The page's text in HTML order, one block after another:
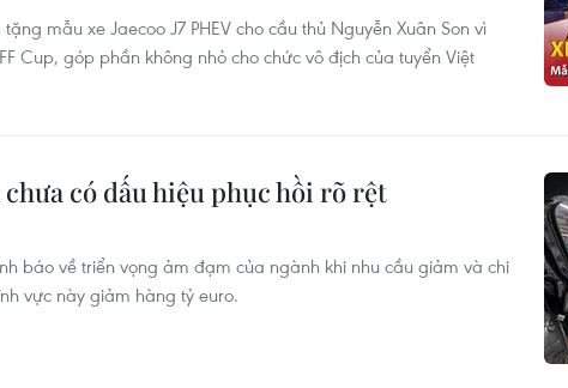
mẫu xe Jaecoo J7 PHEV cho cầu thủ Nguyễn Xuân Son vì
Cup, góp phần không nhỏ cho chức vô địch của tuyển Việt
có dấu hiệu phục hồi rõ rệt
báo về triển vọng ảm đạm của ngành khi nhu cầu giảm và chi
vực này giảm hàng tỷ euro.